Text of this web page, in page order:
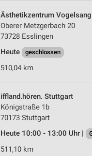
Ästhetikzentrum
Oberer Metzgerbach 20
73728 Esslingen
Heute
geschlossen
510,04 km
iffland.hören. Stuttgart
Königstraße 1b
70173 Stuttgart
Heute 10:00 - 13:00 Uhr |
511,10 km